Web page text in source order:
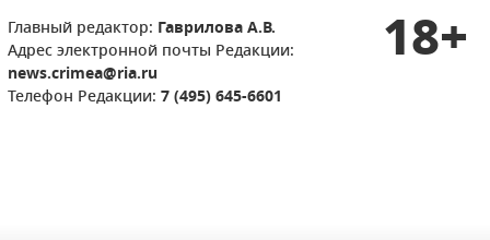
Главный редактор: Гаврилова А.В.
Адрес электронной почты Редакции:
news.crimea@ria.ru
Телефон Редакции: 7 (495) 645-6601
18+